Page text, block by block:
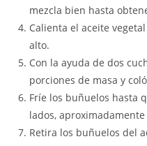
mezcla bien hasta
Calienta el aceite
alto.
Con la ayuda de dos
porciones de masa y
Fríe los buñuelos hasta
lados,
Retira los buñuelos del